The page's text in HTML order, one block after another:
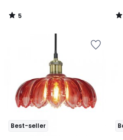
5
/
/
Best-seller